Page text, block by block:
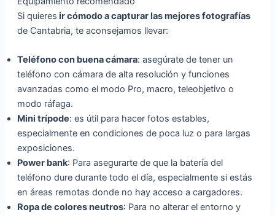
Si quieres ir cómodo a capturar las mejores fotografías
de Cantabria, te aconsejamos llevar:
Teléfono con buena cámara: asegúrate de tener un
teléfono con cámara de alta resolución y funciones
avanzadas como el modo Pro, macro, teleobjetivo o
modo ráfaga.
Mini trípode: es útil para hacer fotos estables,
especialmente en condiciones de poca luz o para largas
exposiciones.
Power bank: Para asegurarte de que la batería del
teléfono dure durante todo el día, especialmente si estás
en áreas remotas donde no hay acceso a cargadores.
Ropa de colores neutros: Para no alterar el entorno y